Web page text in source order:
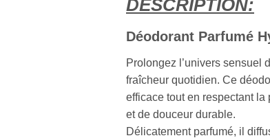
DESCRIPTION:
Déodorant Parfumé
Prolongez l’univers sensuel
fraîcheur quotidien. Ce
efficace tout en respectant
et de douceur durable.
Délicatement parfumé, il